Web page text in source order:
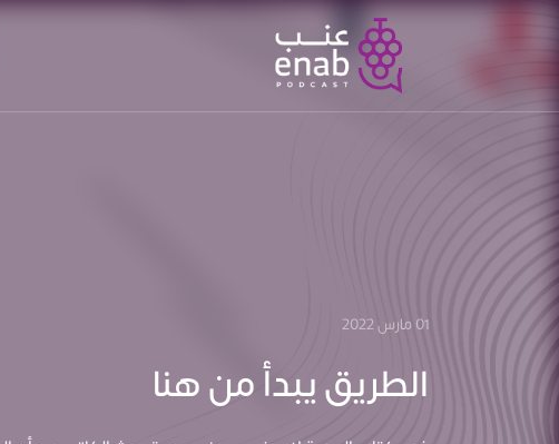
01 مارس 2022
الطريق يبدأ من هنا